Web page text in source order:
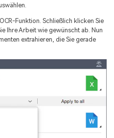
Funktion. Schließlich klicken Sie
Ihre Arbeit wie gewünscht ab. Nun
extrahieren, die Sie gerade